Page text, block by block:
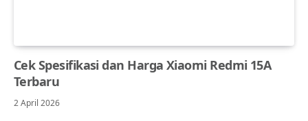
Cek Spesifikasi dan Harga Xiaomi Redmi 15A
Terbaru
2 April 2026